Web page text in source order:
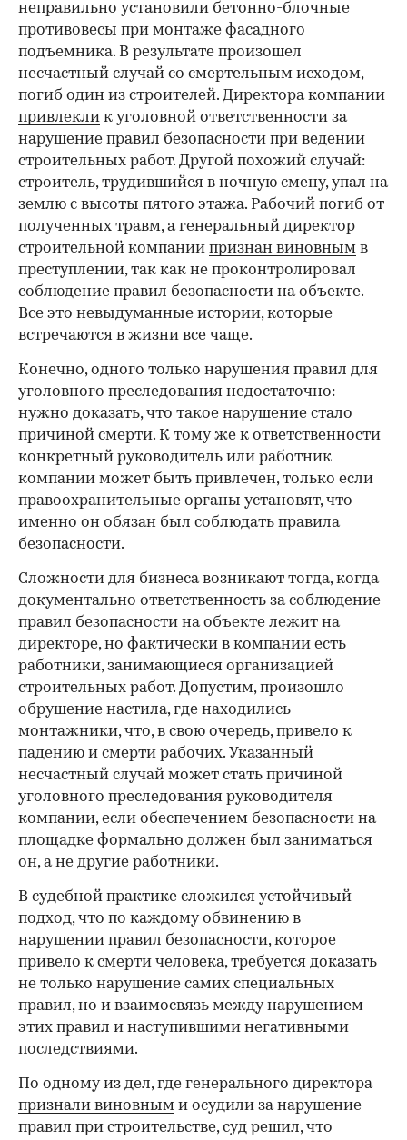
00:00
неправильно установили бетонно-блочные
противовесы при монтаже фасадного
подъемника. В результате произошел
несчастный случай со смертельным исходом,
погиб один из строителей. Директора компании
привлекли к уголовной ответственности за
нарушение правил безопасности при ведении
строительных работ. Другой похожий случай:
строитель, трудившийся в ночную смену, упал на
землю с высоты пятого этажа. Рабочий погиб от
полученных травм, а генеральный директор
строительной компании признан виновным в
преступлении, так как не проконтролировал
соблюдение правил безопасности на объекте.
Все это невыдуманные истории, которые
встречаются в жизни все чаще.
Конечно, одного только нарушения правил для
уголовного преследования недостаточно:
нужно доказать, что такое нарушение стало
причиной смерти. К тому же к ответственности
конкретный руководитель или работник
компании может быть привлечен, только если
правоохранительные органы установят, что
именно он обязан был соблюдать правила
безопасности.
Сложности для бизнеса возникают тогда, когда
документально ответственность за соблюдение
правил безопасности на объекте лежит на
директоре, но фактически в компании есть
работники, занимающиеся организацией
строительных работ. Допустим, произошло
обрушение настила, где находились
монтажники, что, в свою очередь, привело к
падению и смерти рабочих. Указанный
несчастный случай может стать причиной
уголовного преследования руководителя
компании, если обеспечением безопасности на
площадке формально должен был заниматься
он, а не другие работники.
В судебной практике сложился устойчивый
подход, что по каждому обвинению в
нарушении правил безопасности, которое
привело к смерти человека, требуется доказать
не только нарушение самих специальных
правил, но и взаимосвязь между нарушением
этих правил и наступившими негативными
последствиями.
По одному из дел, где генерального директора
признали виновным и осудили за нарушение
правил при строительстве, суд решил, что